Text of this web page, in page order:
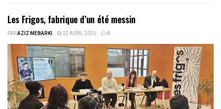
Les Frigos, fabrique d’un été messin
PARAZIZ MEBARKI 22 AVRIL 2026 0